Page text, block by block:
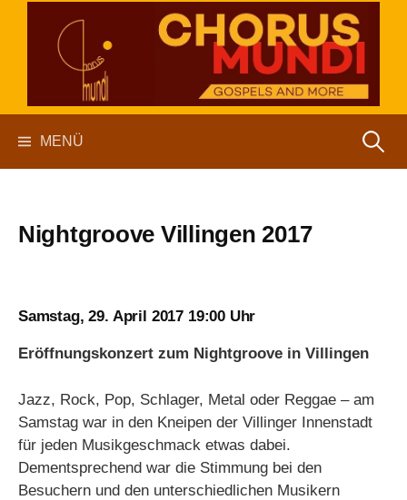
MENÜ Suchen
Nightgroove Villingen 2017
Samstag, 29. April 2017 19:00 Uhr
Eröffnungskonzert zum Nightgroove in Villingen
Jazz, Rock, Pop, Schlager, Metal oder Reggae – am
Samstag war in den Kneipen der Villinger Innenstadt
für jeden Musikgeschmack etwas dabei.
Dementsprechend war die Stimmung bei den
Besuchern und den unterschiedlichen Musikern